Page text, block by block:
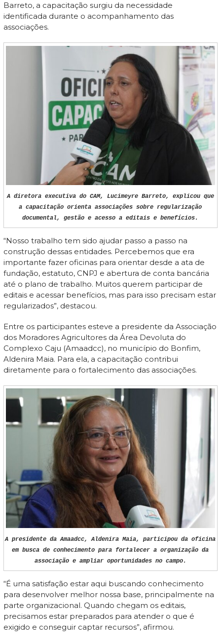
Barreto, a capacitação surgiu da necessidade
identificada durante o acompanhamento das
associações.
A diretora executiva do CAM, Lucimeyre Barreto, explicou que
a capacitação orienta associações sobre regularização
documental, gestão e acesso a editais e benefícios.
“Nosso trabalho tem sido ajudar passo a passo na
construção dessas entidades. Percebemos que era
importante fazer oficinas para orientar desde a ata de
fundação, estatuto, CNPJ e abertura de conta bancária
até o plano de trabalho. Muitos querem participar de
editais e acessar benefícios, mas para isso precisam estar
regularizados”, destacou.
Entre os participantes esteve a presidente da Associação
dos Moradores Agricultores da Área Devoluta do
Complexo Caju (Amaadcc), no município do Bonfim,
Aldenira Maia. Para ela, a capacitação contribui
diretamente para o fortalecimento das associações.
A presidente da Amaadcc, Aldenira Maia, participou da oficina
em busca de conhecimento para fortalecer a organização da
associação e ampliar oportunidades no campo.
“É uma satisfação estar aqui buscando conhecimento
para desenvolver melhor nossa base, principalmente na
parte organizacional. Quando chegam os editais,
precisamos estar preparados para atender o que é
exigido e conseguir captar recursos”, afirmou.